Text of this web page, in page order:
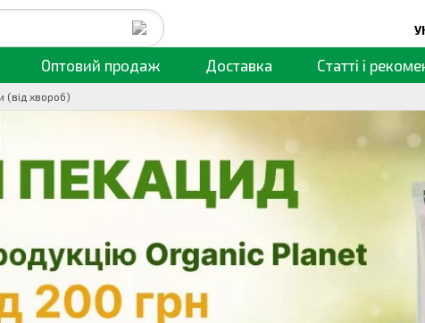
Оптовий продаж Доставка Статті і
(від хвороб)